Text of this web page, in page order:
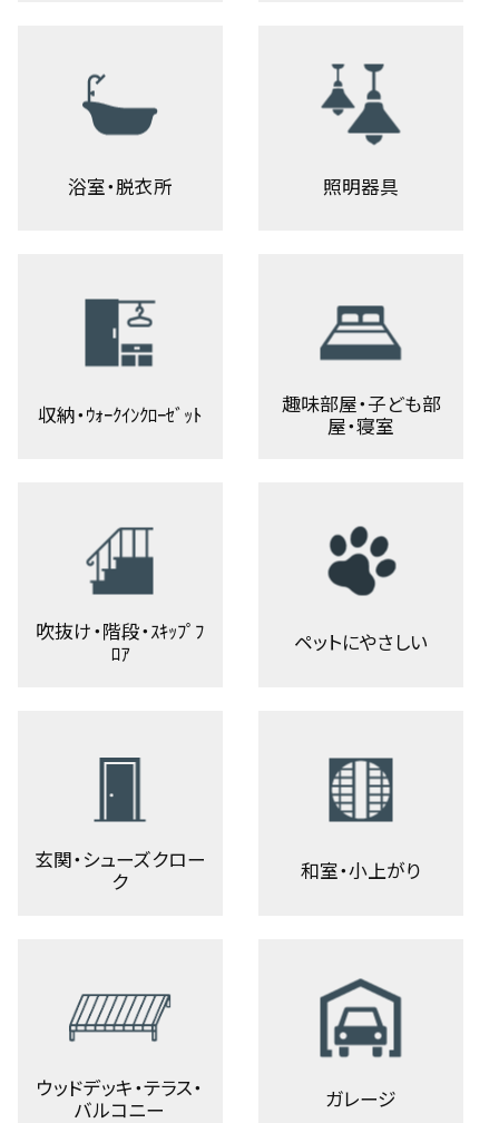
浴室・脱衣所 照明器具
収納・ｳｫｰｸｲﾝｸﾛｰｾﾞｯﾄ
趣味部屋・子ども部
屋・寝室
吹抜け・階段・ｽｷｯﾌﾟﾌ
ﾛｱ
ペットにやさしい
玄関・シューズクロー
ク
和室・小上がり
ウッドデッキ・テラス・
バルコニー
ガレージ